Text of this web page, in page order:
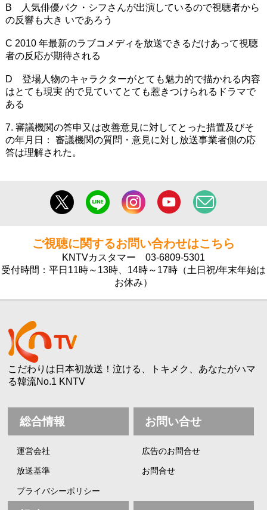
B 人気俳優パク・シフさんが出演しているので視聴者から
の反響も大き いであろう
C 2010 年最新のラブコメディを放送できるだけあって視聴
者の反応が期待される
D 登場人物のキャラクターがとても魅力的で描かれる内容
はとても現実 的で見ていてとても惹きつけられるドラマで
ある
7. 審議機関の答申又は改善意見に対してとった措置及びそ
の年月日： 審議機関の質問・意見に対し放送事業者側の応
答は理解された。
ご視聴に関するお問い合わせはこちら
KNTVカスタマー 03-6809-5301
受付時間：平日11時～13時、14時～17時（土日祝/年末年始は
お休み）
こだわりは日本初放送！泣ける、トキメク、あなたがハマ
る韓流No.1 KNTV
総合情報
運営会社
放送基準
プライバシーポリシー
お問い合せ
広告のお問合せ
お問合せ